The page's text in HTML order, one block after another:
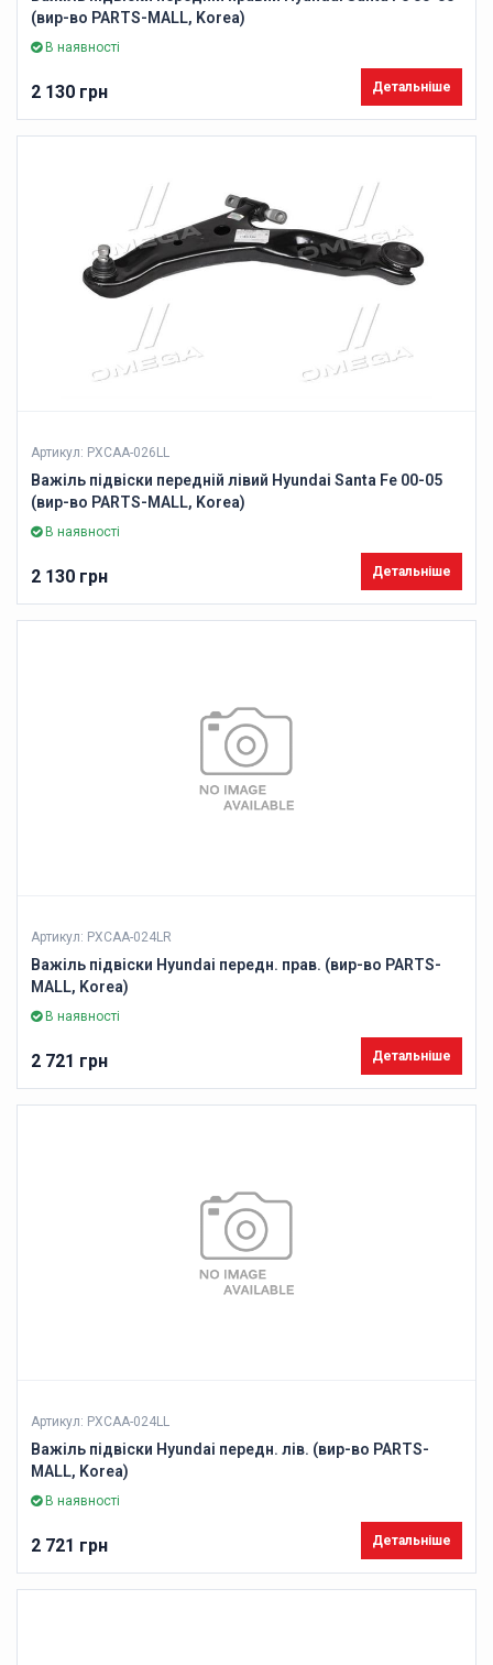
(вир-во PARTS-MALL, Korea)
В наявності
2 130 грн Детальніше
Артикул: PXCAA-026LL
Важіль підвіски передній лівий Hyundai Santa Fe 00-05
(вир-во PARTS-MALL, Korea)
В наявності
2 130 грн Детальніше
Артикул: PXCAA-024LR
Важіль підвіски Hyundai передн. прав. (вир-во PARTS-
MALL, Korea)
В наявності
2 721 грн Детальніше
Артикул: PXCAA-024LL
Важіль підвіски Hyundai передн. лів. (вир-во PARTS-
MALL, Korea)
В наявності
2 721 грн Детальніше